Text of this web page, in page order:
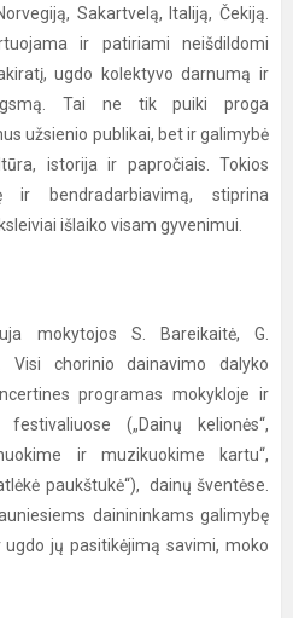
Sakartvelą, Italiją, Čekiją.
ir patiriami neišdildomi
ugdo kolektyvo darnumą ir
Tai ne tik puiki proga
užsienio publikai, bet ir galimybė
istorija ir papročiais. Tokios
ir bendradarbiavimą, stiprina
išlaiko visam gyvenimui.
mokytojos S. Bareikaitė, G.
Visi chorinio dainavimo dalyko
programas mokykloje ir
(„Dainų kelionės“,
ir muzikuokime kartu“,
paukštukė“), dainų šventėse.
dainininkams galimybę
jų pasitikėjimą savimi, moko